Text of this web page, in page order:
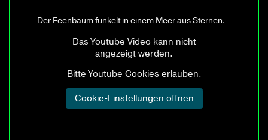
Der Feenbaum funkelt in einem Meer aus Sternen.